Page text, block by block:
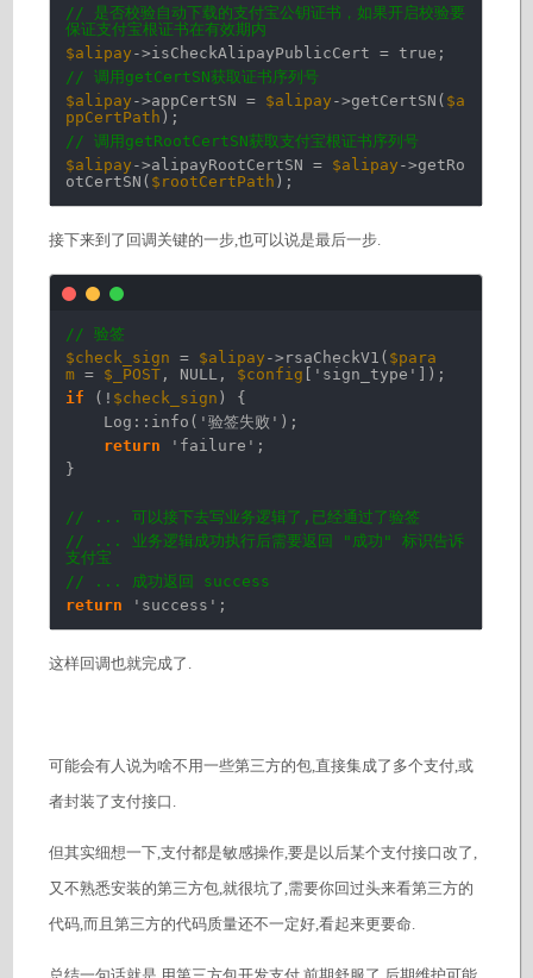
// 是否校验自动下载的支付宝公钥证书，如果开启校验要
保证支付宝根证书在有效期内
$alipay ->isCheckAlipayPublicCert = true;
// 调用getCertSN获取证书序列号
$alipay ->appCertSN = $alipay ->getCertSN( $a
ppCertPath );
// 调用getRootCertSN获取支付宝根证书序列号
$alipay ->alipayRootCertSN = $alipay ->getRo
otCertSN( $rootCertPath );
接下来到了回调关键的一步,也可以说是最后一步.
// 验签
$check_sign
= $alipay ->rsaCheckV1( $para
m = $_POST , NULL, $config 'sign_type'
]);
if
(! $check_sign ) {
Log::info( '验签失败' );
return
'failure' ;
}
// ... 可以接下去写业务逻辑了,已经通过了验签
// ... 业务逻辑成功执行后需要返回 "成功" 标识告诉
支付宝
// ... 成功返回 success
return
'success' ;
这样回调也就完成了.
可能会有人说为啥不用一些第三方的包,直接集成了多个支付,或
者封装了支付接口.
但其实细想一下,支付都是敏感操作,要是以后某个支付接口改了,
又不熟悉安装的第三方包,就很坑了,需要你回过头来看第三方的
代码,而且第三方的代码质量还不一定好,看起来更要命.